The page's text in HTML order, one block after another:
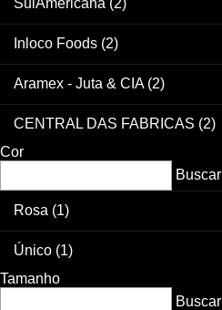
SulAmericana (2)
Inloco Foods (2)
Aramex - Juta & CIA (2)
CENTRAL DAS FABRICAS (2)
Cor
Buscar
Rosa (1)
Único (1)
Tamanho
Buscar